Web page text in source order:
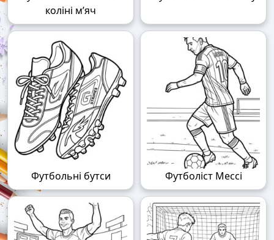
коліні м’яч
Футбольні бутси Футболіст Мессі